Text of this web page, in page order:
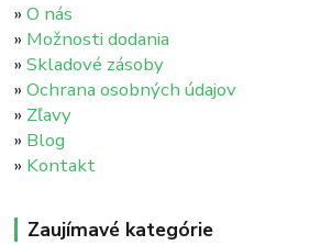
»O nás
» Možnosti dodania
»Skladové zásoby
»Ochrana osobných údajov
» Zľavy
» Blog
» Kontakt
Zaujímavé kategórie